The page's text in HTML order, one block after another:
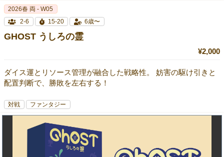
2026春 両 - W05
2-6
15-20 6歳〜
GHOST うしろの霊
¥2,000
ダイス運とリソース管理が融合した戦略性。 妨害の駆け引きと
配置判断で、勝敗を左右する！
対戦 ファンタジー